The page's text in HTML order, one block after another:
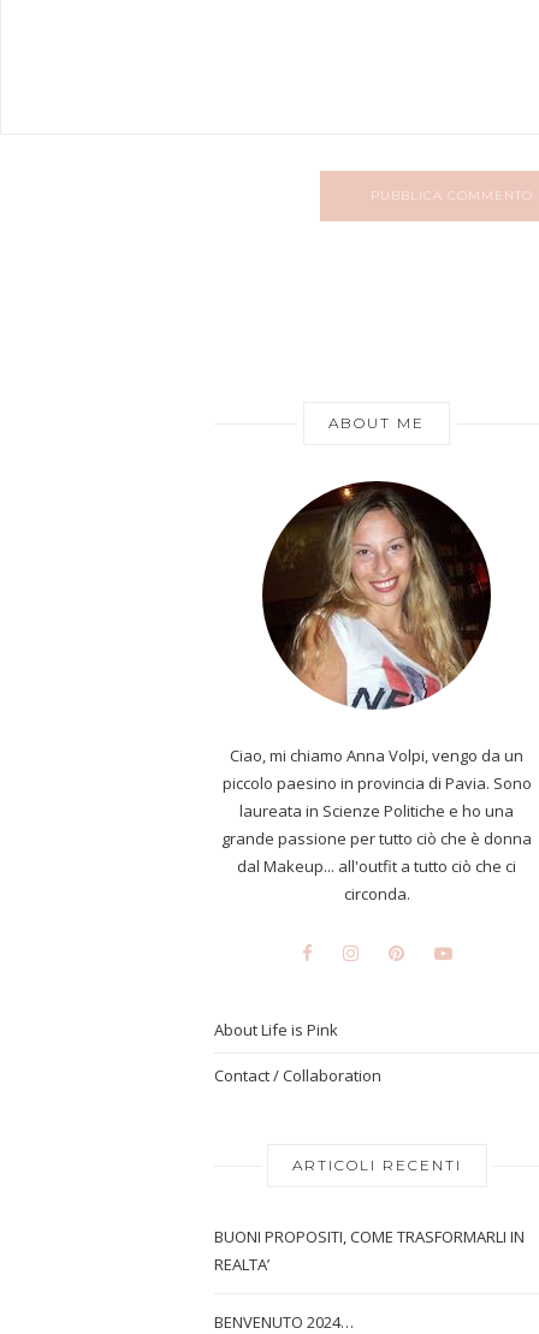
PUBBLICA COMMENTO
ABOUT ME
Ciao, mi chiamo Anna Volpi, vengo da un
piccolo paesino in provincia di Pavia. Sono
laureata in Scienze Politiche e ho una
grande passione per tutto ciò che è donna
dal Makeup... all'outfit a tutto ciò che ci
circonda.
About Life is Pink
Contact / Collaboration
ARTICOLI RECENTI
BUONI PROPOSITI, COME TRASFORMARLI IN
REALTA’
BENVENUTO 2024…